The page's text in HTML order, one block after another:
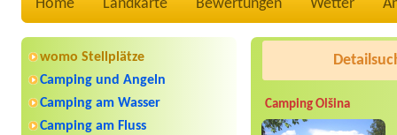
Home Landkarte Bewertungen Wetter
womo Stellplätze
Camping und Angeln
Camping am Wasser
Camping am Fluss
Camping Olšina